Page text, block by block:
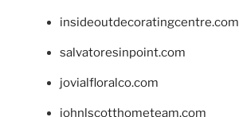
insideoutdecoratingcentre.com
salvatoresinpoint.com
jovialfloralco.com
johnlscotthometeam.com